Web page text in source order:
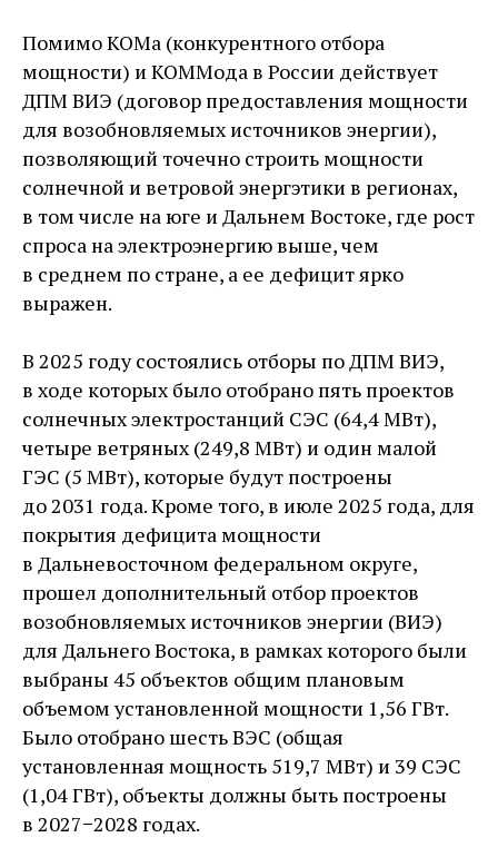
Помимо КОМа (конкурентного отбора
мощности) и КОММода в России действует
ДПМ ВИЭ (договор предоставления мощности
для возобновляемых источников энергии),
позволяющий точечно строить мощности
солнечной и ветровой энергэтики в регионах,
в том числе на юге и Дальнем Востоке, где рост
спроса на электроэнергию выше, чем
в среднем по стране, а ее дефицит ярко
выражен.
В 2025 году состоялись отборы по ДПМ ВИЭ,
в ходе которых было отобрано пять проектов
солнечных электростанций СЭС (64,4 МВт),
четыре ветряных (249,8 МВт) и один малой
ГЭС (5 МВт), которые будут построены
до 2031 года. Кроме того, в июле 2025 года, для
покрытия дефицита мощности
в Дальневосточном федеральном округе,
прошел дополнительный отбор проектов
возобновляемых источников энергии (ВИЭ)
для Дальнего Востока, в рамках которого были
выбраны 45 объектов общим плановым
объемом установленной мощности 1,56 ГВт.
Было отобрано шесть ВЭС (общая
установленная мощность 519,7 МВт) и 39 СЭС
(1,04 ГВт), объекты должны быть построены
в 2027−2028 годах.